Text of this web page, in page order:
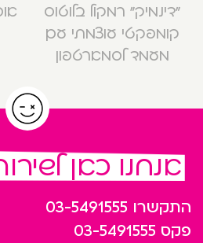
“דינמיק” רמקול בלוטוס
קומפקטי עוצמתי עם
מעמד לסמארטפון
אנחנו כאן
התקשרו 03-5491555
פקס 03-5491555